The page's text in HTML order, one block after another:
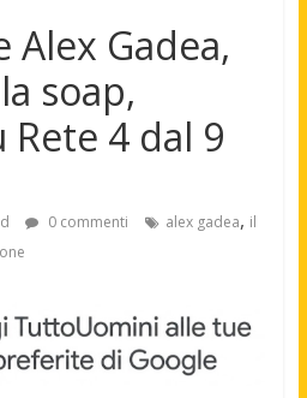
Alex Gadea,
soap,
4 dal 9
0 commenti alex gadea, il